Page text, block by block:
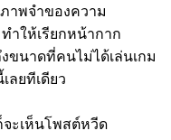
าพจำของความ
ำให้เรียกหน้ากาก
ขนาดที่คนไม่ได้เล่นเกม
ลยทีเดียว
ะเห็นโพสต์หวีด